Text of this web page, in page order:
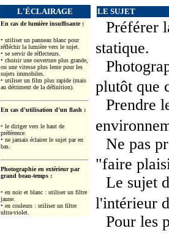
L'ÉCLAIRAGE
En cas de lumière insuffisante :
• utiliser un panneau blanc pour
réfléchir la lumière vers le sujet.
• se servir de réflecteurs.
• choisir une ouverture plus grande,
ou une vitesse plus lente pour les
sujets immobiles.
• utiliser un film plus rapide (mais
au détriment de la définition).
En cas d'utilisation d'un flash :
• le diriger vers le haut de
préférence.
• ne jamais éclairer le sujet par en
bas.
Photographie en extérieur par
grand beau-temps :
• en noir et blanc : utiliser un filtre
jaune.
• en couleurs : utiliser un filtre
ultra-violet.
LE SUJET
Préférer
statique.
plutôt que
Prendre
Ne pas
"faire
Le sujet
l'intérieur
Pour les